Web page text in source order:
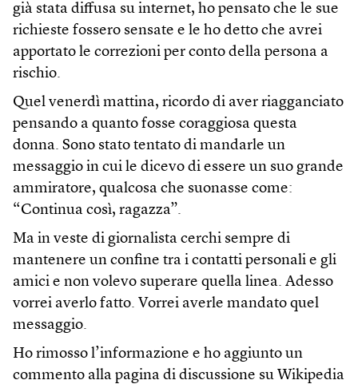
già stata diffusa su internet, ho pensato che le sue
richieste fossero sensate e le ho detto che avrei
apportato le correzioni per conto della persona a
rischio.
Quel venerdì mattina, ricordo di aver riagganciato
pensando a quanto fosse coraggiosa questa
donna. Sono stato tentato di mandarle un
messaggio in cui le dicevo di essere un suo grande
ammiratore, qualcosa che suonasse come:
“Continua così, ragazza”.
Ma in veste di giornalista cerchi sempre di
mantenere un confine tra i contatti personali e gli
amici e non volevo superare quella linea. Adesso
vorrei averlo fatto. Vorrei averle mandato quel
messaggio.
Ho rimosso l’informazione e ho aggiunto un
commento alla pagina di discussione su Wikipedia